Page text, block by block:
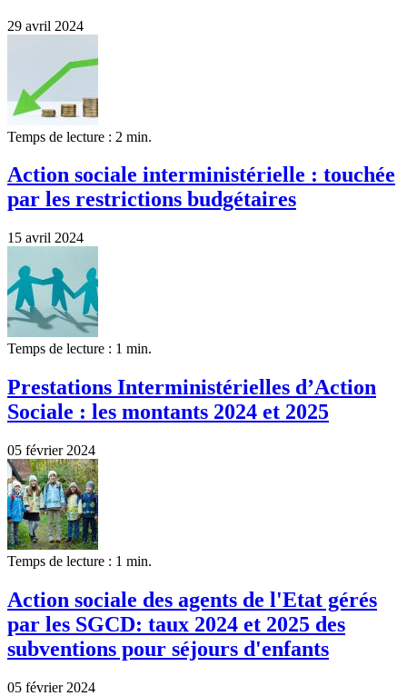
29 avril 2024
Temps de lecture : 2 min.
Action sociale interministérielle : touchée
par les restrictions budgétaires
15 avril 2024
Temps de lecture : 1 min.
Prestations Interministérielles d’Action
Sociale : les montants 2024 et 2025
05 février 2024
Temps de lecture : 1 min.
Action sociale des agents de l'Etat gérés
par les SGCD: taux 2024 et 2025 des
subventions pour séjours d'enfants
05 février 2024